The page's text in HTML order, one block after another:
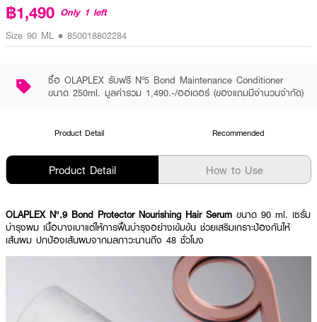
฿1,490 Only 1 left
Size 90 ML • 850018802284
ซื้อ OLAPLEX รับฟรี Nº5 Bond Maintenance Conditioner
ขนาด 250ml. มูลค่ารวม 1,490.-/ออเดอร์ (ของแถมมีจำนวนจำกัด)
Product Detail Recommended
Product Detail How to Use
OLAPLEX Nº.9 Bond Protector Nourishing Hair Serum ขนาด 90 ml. เซรั่ม
บำรุงผม เนื้อบางเบาแต่ให้การฟื้นบำรุงอย่างเข้มข้น ช่วยเสริมเกราะป้องกันให้
เส้นผม ปกป้องเส้นผมจากมลภาวะนานถึง 48 ชั่วโมง